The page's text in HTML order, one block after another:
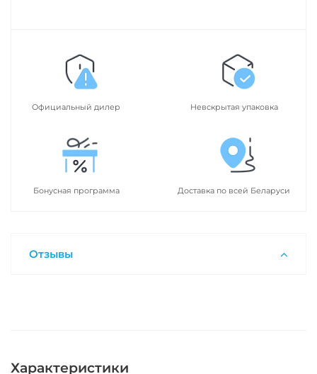
Официальный дилер Невскрытая упаковка
Бонусная программа Доставка по всей Беларуси
Отзывы
Характеристики